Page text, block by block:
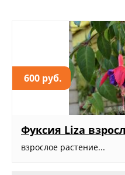
600 руб.
Фуксия Liza
взрослое растение...